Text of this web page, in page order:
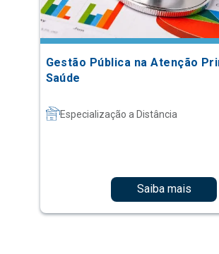
Gestão Pública na Atenção
Saúde
Especialização a Distância
Saiba mais